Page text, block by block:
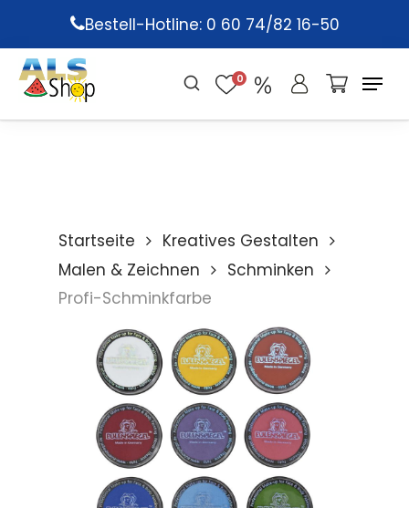
main
content
Bestell-Hotline: 0 60 74/82 16-50
0
Startseite
Kreatives Gestalten
Malen & Zeichnen
Schminken
Profi-Schminkfarbe